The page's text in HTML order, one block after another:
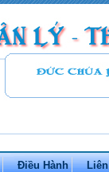
Điều Hành